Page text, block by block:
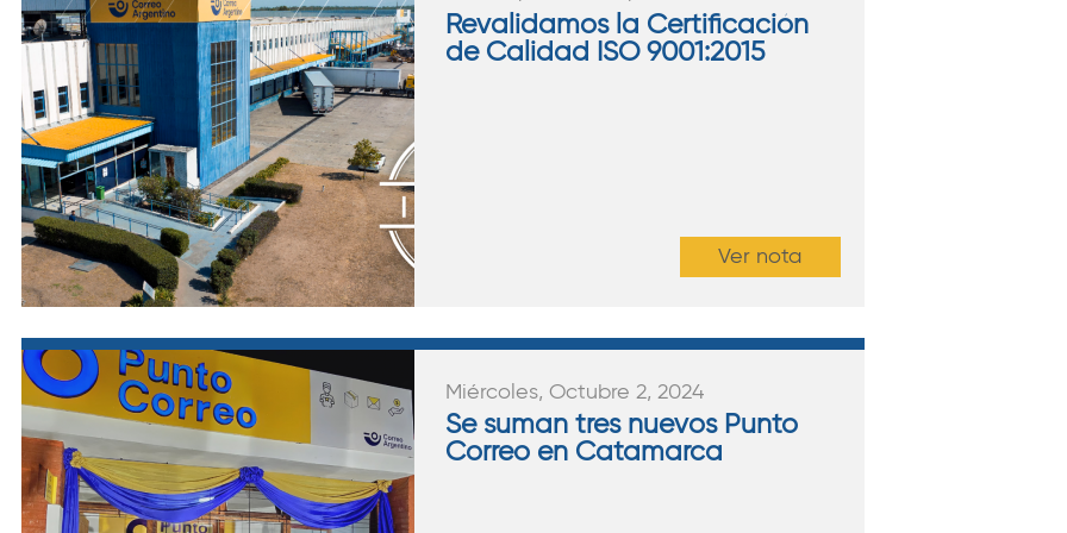
Revalidamos la Certificación
de Calidad ISO 9001:2015
Ver nota
Miércoles, Octubre 2, 2024
Se suman tres nuevos Punto
Correo en Catamarca